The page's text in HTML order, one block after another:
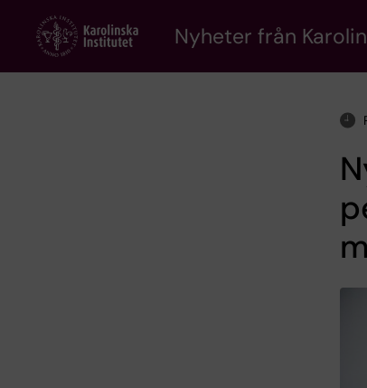
content
Nyheter från